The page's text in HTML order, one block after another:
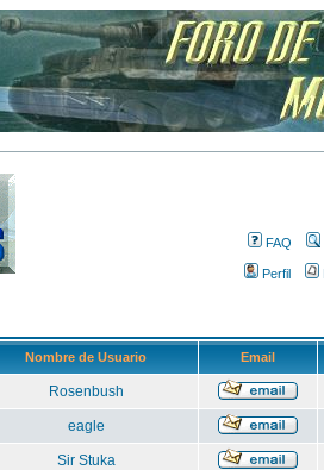
FAQ
Perfil
Nombre de Usuario Email
Rosenbush
eagle
Sir Stuka